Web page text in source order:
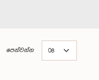
පෙන්වන්න